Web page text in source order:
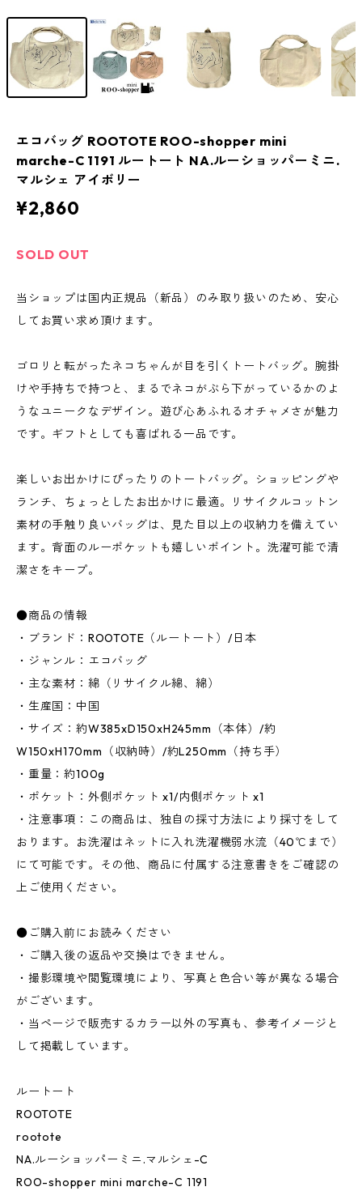
エコバッグ ROOTOTE ROO-shopper mini
marche-C 1191 ルートート NA.ルーショッパーミニ.
マルシェ アイボリー
¥2,860
SOLD OUT
当ショップは国内正規品（新品）のみ取り扱いのため、安心
してお買い求め頂けます。
ゴロリと転がったネコちゃんが目を引くトートバッグ。腕掛
けや手持ちで持つと、まるでネコがぶら下がっているかのよ
うなユニークなデザイン。遊び心あふれるオチャメさが魅力
です。ギフトとしても喜ばれる一品です。
楽しいお出かけにぴったりのトートバッグ。ショッピングや
ランチ、ちょっとしたお出かけに最適。リサイクルコットン
素材の手触り良いバッグは、見た目以上の収納力を備えてい
ます。背面のルーポケットも嬉しいポイント。洗濯可能で清
潔さをキープ。
●商品の情報
・ブランド：ROOTOTE（ルートート）/日本
・ジャンル：エコバッグ
・主な素材：綿（リサイクル綿、綿）
・生産国：中国
・サイズ：約W385xD150xH245mm（本体）/約
W150xH170mm（収納時）/約L250mm（持ち手）
・重量：約100g
・ポケット：外側ポケット x1/内側ポケット x1
・注意事項：この商品は、独自の採寸方法により採寸をして
おります。お洗濯はネットに入れ洗濯機弱水流（40℃まで）
にて可能です。その他、商品に付属する注意書きをご確認の
上ご使用ください。
●ご購入前にお読みください
・ご購入後の返品や交換はできません。
・撮影環境や閲覧環境により、写真と色合い等が異なる場合
がございます。
・当ページで販売するカラー以外の写真も、参考イメージと
して掲載しています。
ルートート
ROOTOTE
rootote
NA.ルーショッパーミニ.マルシェ-C
ROO-shopper mini marche-C 1191